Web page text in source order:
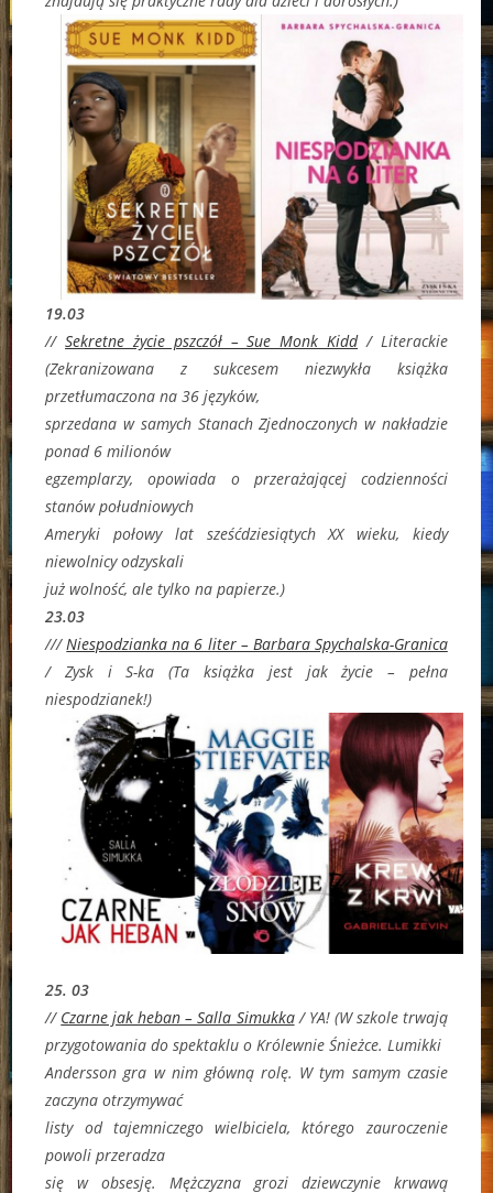
19.03
//Sekretne życie pszczół – Sue Monk Kidd/ Literackie
(Zekranizowana z sukcesem niezwykła książka
przetłumaczona na 36 języków,
sprzedana w samych Stanach Zjednoczonych w nakładzie
ponad 6 milionów
egzemplarzy, opowiada o przerażającej codzienności
stanów południowych
Ameryki połowy lat sześćdziesiątych XX wieku, kiedy
niewolnicy odzyskali
już wolność, ale tylko na papierze.)
23.03
/// Niespodzianka na 6 liter – Barbara Spychalska-Granica
/ Zysk i S-ka (Ta książka jest jak życie – pełna
niespodzianek!)
25. 03
// Czarne jak heban – Salla Simukka/ YA! (W szkole trwają
przygotowania do spektaklu o Królewnie Śnieżce. Lumikki
Andersson gra w nim główną rolę. W tym samym czasie
zaczyna otrzymywać
listy od tajemniczego wielbiciela, którego zauroczenie
powoli przeradza
się w obsesję. Mężczyzna grozi dziewczynie krwawą